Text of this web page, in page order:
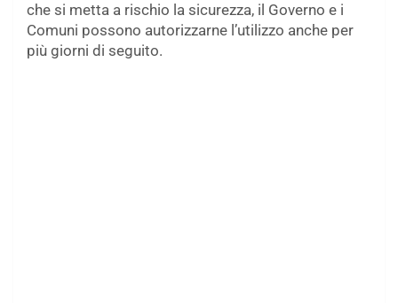
che si metta a rischio la sicurezza, il Governo e i
Comuni possono autorizzarne l’utilizzo anche per
più giorni di seguito.